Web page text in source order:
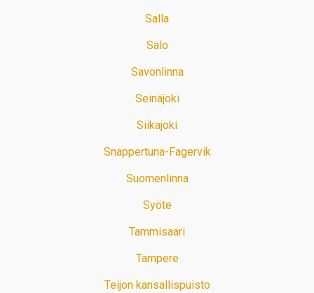
Salla
Salo
Savonlinna
Seinäjoki
Siikajoki
Snappertuna-Fagervik
Suomenlinna
Syöte
Tammisaari
Tampere
Teijon kansallispuisto